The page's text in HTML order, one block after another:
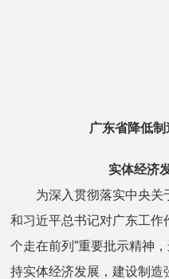
广东省降低
实体经济发
为深入贯彻落实中央关
和习近平总书记对广东工作
个走在前列”重要批示精神
持实体经济发展，建设制造